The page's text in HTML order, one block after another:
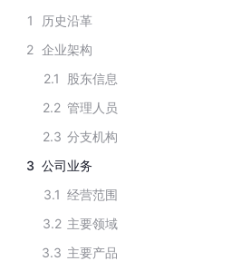
1
历史沿革
2 企业架构
2.1
股东信息
2.2 管理人员
2.3 分支机构
3 公司业务
3.1 经营范围
3.2 主要领域
3.3 主要产品